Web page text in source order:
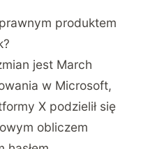
produktem
jest March
w Microsoft,
X podzielił się
obliczem